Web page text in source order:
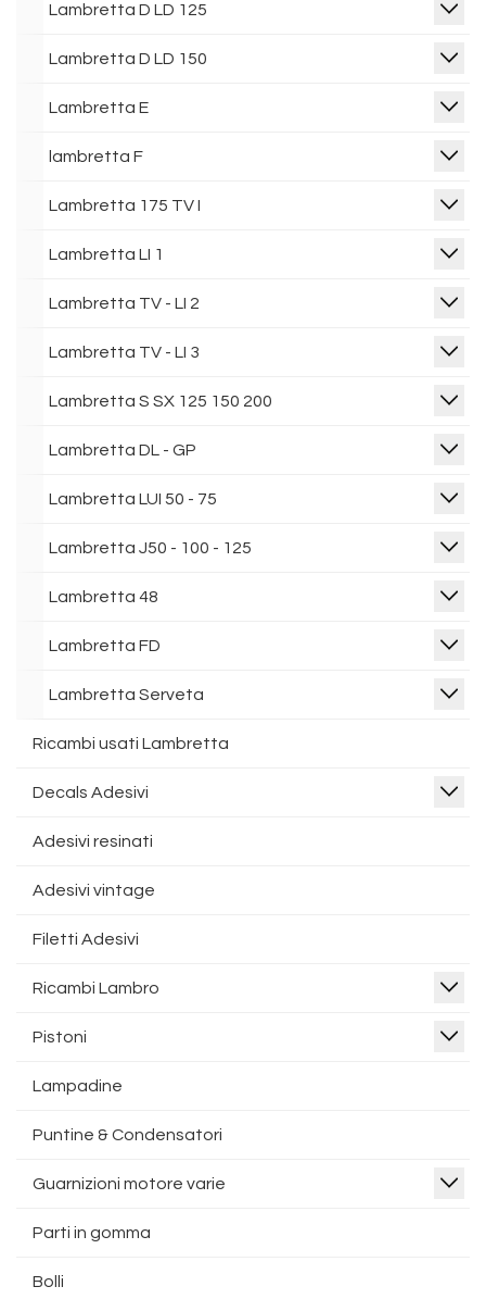
Lambretta D LD 125
Lambretta D LD 150
Lambretta E
lambretta F
Lambretta 175 TV I
Lambretta LI 1
Lambretta TV - LI 2
Lambretta TV - LI 3
Lambretta S SX 125 150 200
Lambretta DL - GP
Lambretta LUI 50 - 75
Lambretta J50 - 100 - 125
Lambretta 48
Lambretta FD
Lambretta Serveta
Ricambi usati Lambretta
Decals Adesivi
Adesivi resinati
Adesivi vintage
Filetti Adesivi
Ricambi Lambro
Pistoni
Lampadine
Puntine & Condensatori
Guarnizioni motore varie
Parti in gomma
Bolli